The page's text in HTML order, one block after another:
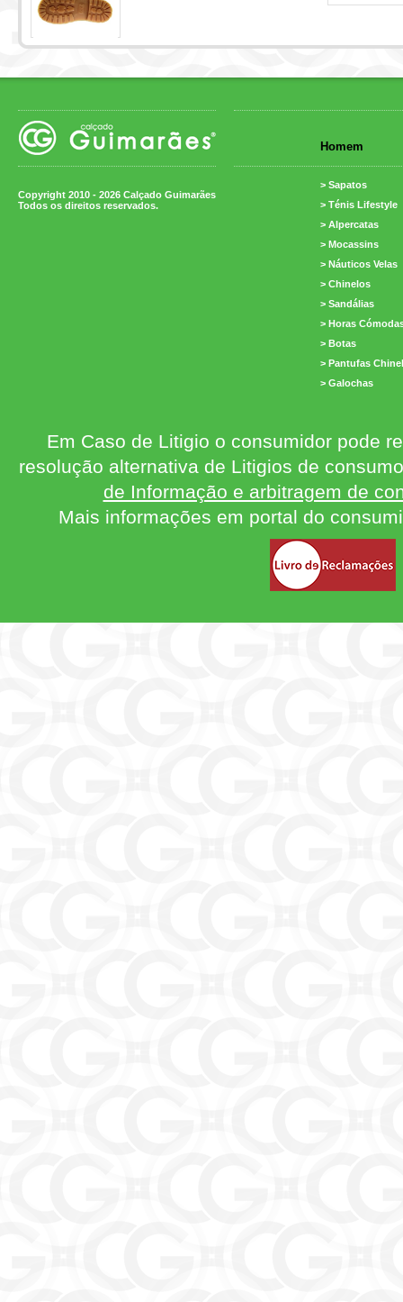
Copyright 2010 - 2026 Calçado Guimarães
Todos os direitos reservados.
Homem
> Sapatos
> Ténis Lifestyle
> Alpercatas
> Mocassins
> Náuticos Velas
> Chinelos
> Sandálias
> Horas
> Botas
> Pantufas
> Galochas
Em Caso de Litigio o consumidor pode
resolução alternativa de Litigios de
de Informação e arbitragem de
Mais informações em portal do